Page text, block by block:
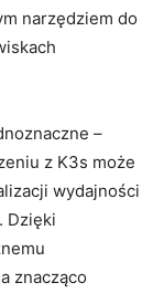
narzędziem do
–
z ‍K3s może
wydajności
Dzięki
znacząco